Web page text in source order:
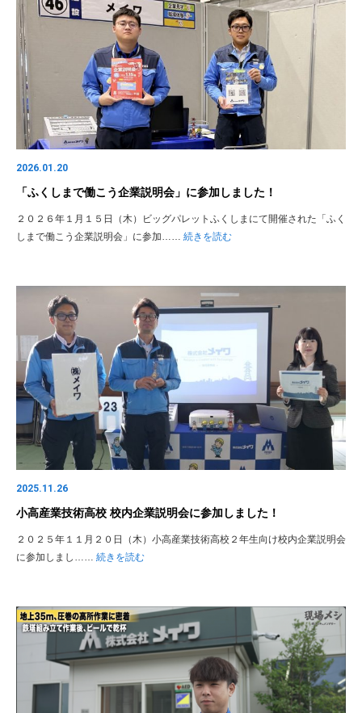
2026.01.20
「ふくしまで働こう企業説明会」に参加しました！
２０２６年１月１５日（木）ビッグパレットふくしまにて開催された「ふく
しまで働こう企業説明会」に参加…… 続きを読む
2025.11.26
小高産業技術高校 校内企業説明会に参加しました！
２０２５年１１月２０日（木）小高産業技術高校２年生向け校内企業説明会
に参加しまし…… 続きを読む